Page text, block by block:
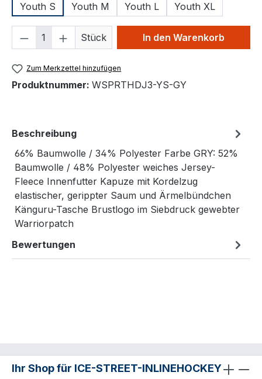
Youth S
Youth M Youth L Youth XL
Produkt Anzahl: Gib den
Stück In den Warenkorb
Zum Merkzettel hinzufügen
Produktnummer: WSPRTHDJ3-YS-GY
Beschreibung
66% Baumwolle / 34% Polyester Farbe GRY: 52%
Baumwolle / 48% Polyester weiches Jersey-
Fleece Innenfutter Kapuze mit Kordelzug
elastischer, gerippter Saum und Ärmelbündchen
Känguru-Tasche Brustlogo im Siebdruck gewebter
Warriorpatch
Bewertungen
Ihr Shop für ICE-STREET-INLINEHOCKEY